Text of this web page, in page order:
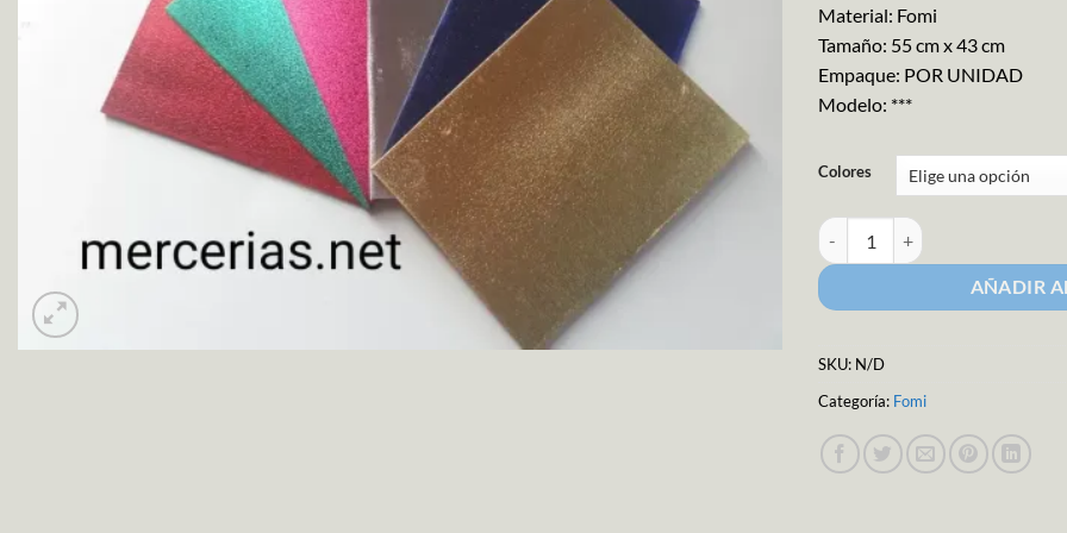
Material: Fomi
Tamaño: 55 cm x 43 cm
Empaque: POR UNIDAD
Modelo: ***
Colores
Pliego de Fomi Metálico cantidad
AÑADIR
SKU: N/D
Categoría: Fomi